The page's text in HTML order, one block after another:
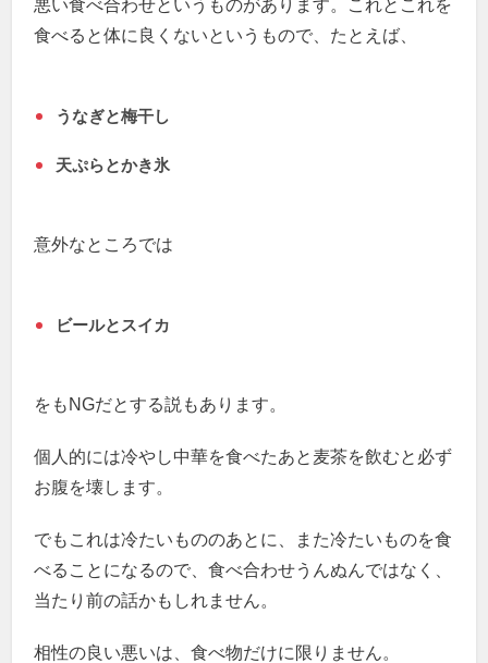
悪い食べ合わせというものがあります。これとこれを
食べると体に良くないというもので、たとえば、
うなぎと梅干し
天ぷらとかき氷
意外なところでは
ビールとスイカ
をもNGだとする説もあります。
個人的には冷やし中華を食べたあと麦茶を飲むと必ず
お腹を壊します。
でもこれは冷たいもののあとに、また冷たいものを食
べることになるので、食べ合わせうんぬんではなく、
当たり前の話かもしれません。
相性の良い悪いは、食べ物だけに限りません。